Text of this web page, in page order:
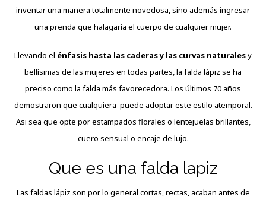
inventar una manera totalmente novedosa,sino además ingresar
una prenda que halagaría el cuerpo de cualquier mujer.
Llevando el énfasis hasta las caderas y las curvas naturalesy
bellísimas de las mujeres en todas partes, la falda lápiz se ha
preciso como la falda más favorecedora. Los últimos 70 años
demostraron que cualquiera puede adoptar este estilo atemporal.
Asi sea que opte por estampados florales o lentejuelas brillantes,
cuero sensual o encaje de lujo.
Que es una falda lapiz
Las faldas lápiz son por lo general cortas, rectas, acaban antes de